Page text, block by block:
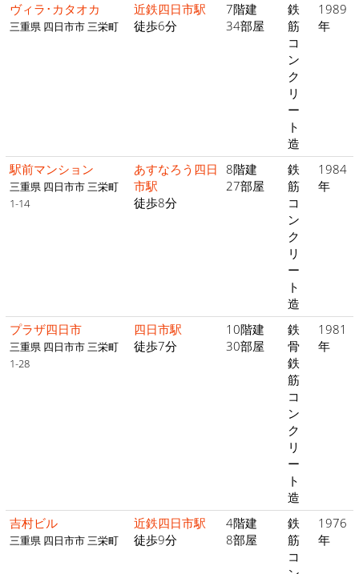
ヴィラ･カタオカ
三重県 四日市市 三栄町
近鉄四日市駅
徒歩6分
7階建
34部屋
鉄
筋
コ
ン
ク
リ
ー
ト
造
1989
年
駅前マンション
三重県 四日市市 三栄町
1-14
あすなろう四日
市駅
徒歩8分
8階建
27部屋
鉄
筋
コ
ン
ク
リ
ー
ト
造
1984
年
プラザ四日市
三重県 四日市市 三栄町
1-28
四日市駅
徒歩7分
10階建
30部屋
鉄
骨
鉄
筋
コ
ン
ク
リ
ー
ト
造
1981
年
吉村ビル
三重県 四日市市 三栄町
近鉄四日市駅
徒歩9分
4階建
8部屋
鉄
筋
コ
1976
年